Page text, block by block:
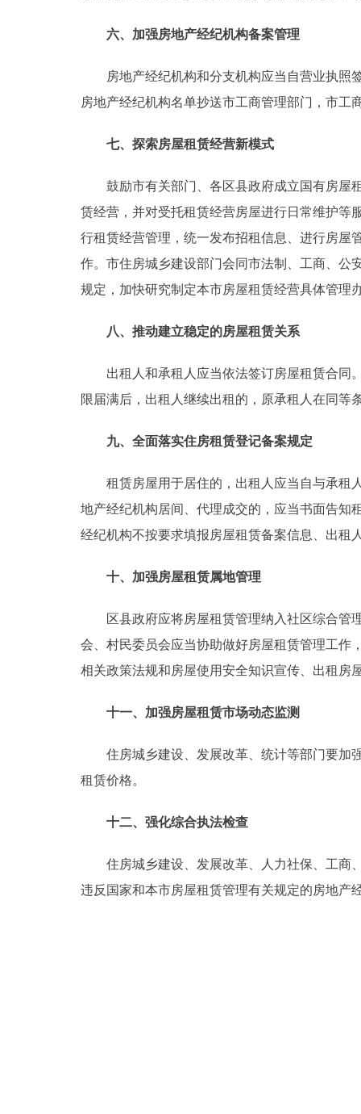
六、加强房地产经纪机构备案管理
房地产经纪机构和分支机构应当自营业执照签
房地产经纪机构名单抄送市工商管理部门，市工
七、探索房屋租赁经营新模式
鼓励市有关部门、各区县政府成立国有房屋租
赁经营，并对受托租赁经营房屋进行日常维护等
行租赁经营管理，统一发布招租信息、进行房屋
作。市住房城乡建设部门会同市法制、工商、公
规定，加快研究制定本市房屋租赁经营具体管理
八、推动建立稳定的房屋租赁关系
出租人和承租人应当依法签订房屋租赁合同。
限届满后，出租人继续出租的，原承租人在同等
九、全面落实住房租赁登记备案规定
租赁房屋用于居住的，出租人应当自与承租人
地产经纪机构居间、代理成交的，应当书面告知
经纪机构不按要求填报房屋租赁备案信息、出租
十、加强房屋租赁属地管理
区县政府应将房屋租赁管理纳入社区综合管理
会、村民委员会应当协助做好房屋租赁管理工作
相关政策法规和房屋使用安全知识宣传、出租房
十一、加强房屋租赁市场动态监测
住房城乡建设、发展改革、统计等部门要加强
租赁价格。
十二、强化综合执法检查
住房城乡建设、发展改革、人力社保、工商、
违反国家和本市房屋租赁管理有关规定的房地产